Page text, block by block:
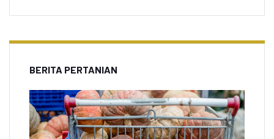
BERITA PERTANIAN